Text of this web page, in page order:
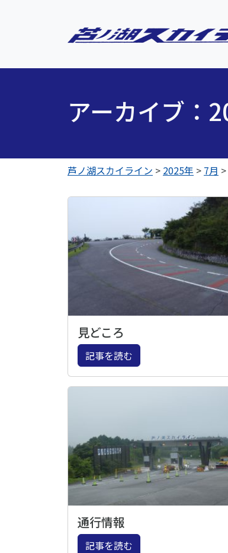
アーカイブ：
芦ノ湖スカイライン > 2025年 > 7月 >
見どころ
記事を読む
通行情報
記事を読む